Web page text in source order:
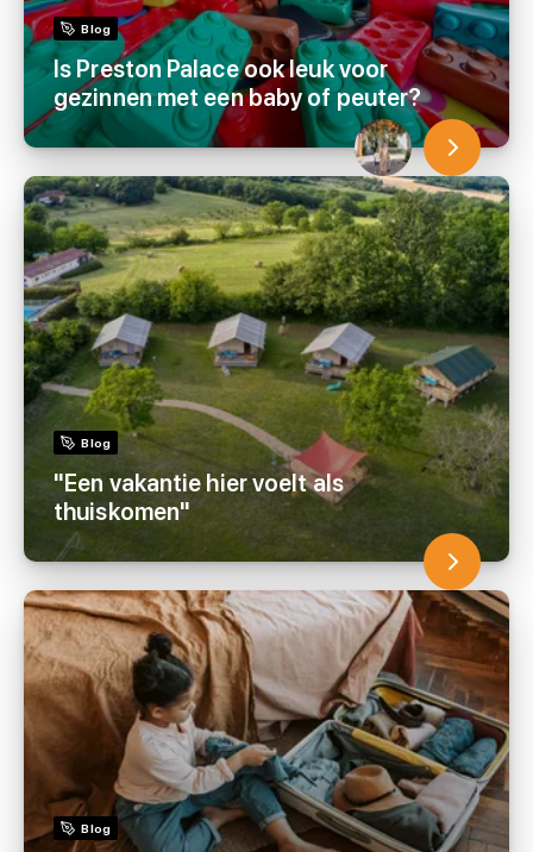
Blog
Is Preston Palace ook leuk voor
gezinnen met een baby of peuter?
Blog
"Een vakantie hier voelt als
thuiskomen"
Blog